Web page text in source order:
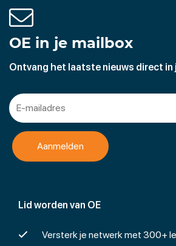
Lid worden van OE
Versterk je netwerk met 300+
OE in je mailbox
Ontvang het laatste nieuws direct in